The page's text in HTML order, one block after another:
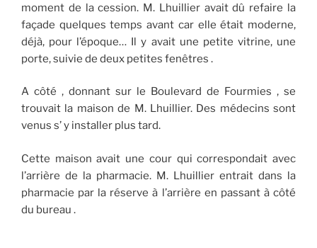
moment de la cession. M. Lhuillier avait dû refaire la
façade quelques temps avant car elle était moderne,
déjà, pour l’époque… Il y avait une petite vitrine, une
porte, suivie de deux petites fenêtres .
A côté , donnant sur le Boulevard de Fourmies , se
trouvait la maison de M. Lhuillier. Des médecins sont
venus s’ y installer plus tard.
Cette maison avait une cour qui correspondait avec
l’arrière de la pharmacie. M. Lhuillier entrait dans la
pharmacie par la réserve à l’arrière en passant à côté
du bureau .